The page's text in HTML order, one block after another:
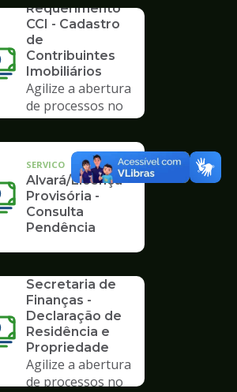
Requerimento
CCI - Cadastro
de
Contribuintes
Imobiliários
Agilize a abertura
de processos no
Poupatempo
SERVICO
Alvará/Licença
Provisória -
Consulta
Pendência
SERVICO
Secretaria de
Finanças -
Declaração de
Residência e
Propriedade
Agilize a abertura
de processos no